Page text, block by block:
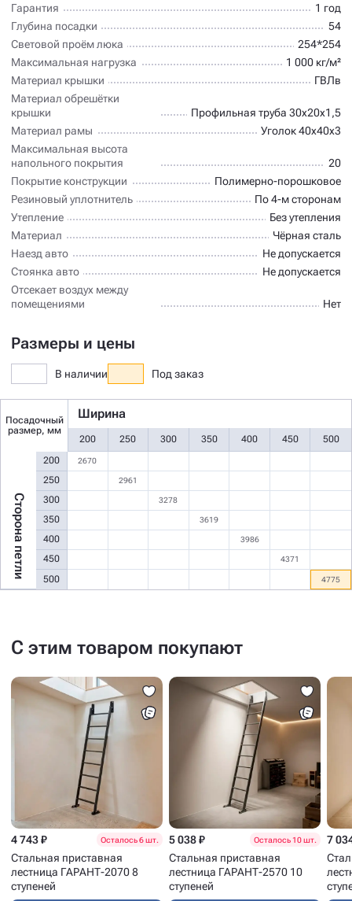
Гарантия
1 год
Глубина посадки
54
Световой проём люка
254*254
Максимальная нагрузка
1 000 кг/м²
Материал крышки
ГВЛв
Материал обрешётки
крышки
Профильная труба 30х20х1,5
Материал рамы
Уголок 40х40х3
Максимальная высота
напольного покрытия
20
Покрытие конструкции
Полимерно-порошковое
Резиновый уплотнитель
По 4-м сторонам
Утепление
Без утепления
Материал
Чёрная сталь
Наезд авто
Не допускается
Стоянка авто
Не допускается
Отсекает воздух между
помещениями
Нет
Размеры и цены
В наличии Под заказ
Посадочный
размер, мм
Ширина
200 250 300 350 400 450 500
Сторона петли
200
250
300
350
400
450
500
2670
2961
3278
3619
3986
4371
4775
С этим товаром покупают
4 743 ₽ Осталось 6 шт.
Стальная приставная
лестница ГАРАНТ-2070 8
ступеней
5 038 ₽ Осталось 10 шт.
Стальная приставная
лестница ГАРАНТ-2570 10
ступеней
7